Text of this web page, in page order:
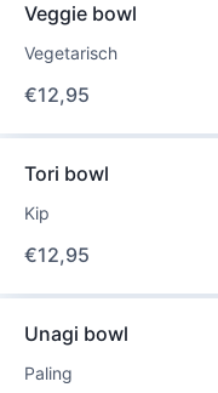
Veggie bowl
Vegetarisch
€12,95
Tori bowl
Kip
€12,95
Unagi bowl
Paling